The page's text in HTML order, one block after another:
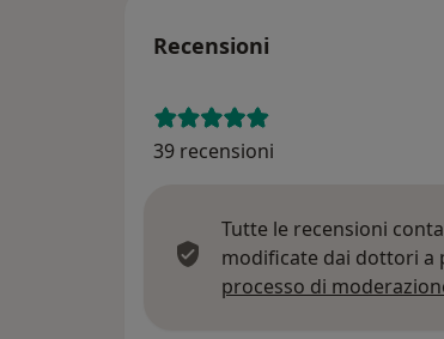
Recensioni
39 recensioni
Tutte le recensioni
modificate dai dottori a
processo di